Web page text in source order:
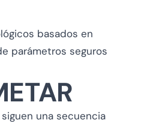
basados en
parámetros seguros
una secuencia